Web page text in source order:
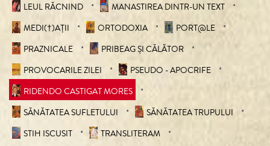
LEUL RĂCNIND
MANASTIREA DINTR-UN TEXT
MEDI(†)AȚII
ORTODOXIA
PORT@LE
PRAZNICALE
PRIBEAG ȘI CĂLĂTOR
PROVOCARILE ZILEI
PSEUDO - APOCRIFE
RIDENDO CASTIGAT MORES
SĂNĂTATEA SUFLETULUI
SĂNĂTATEA TRUPULUI
STIH ISCUSIT
TRANSLITERAM